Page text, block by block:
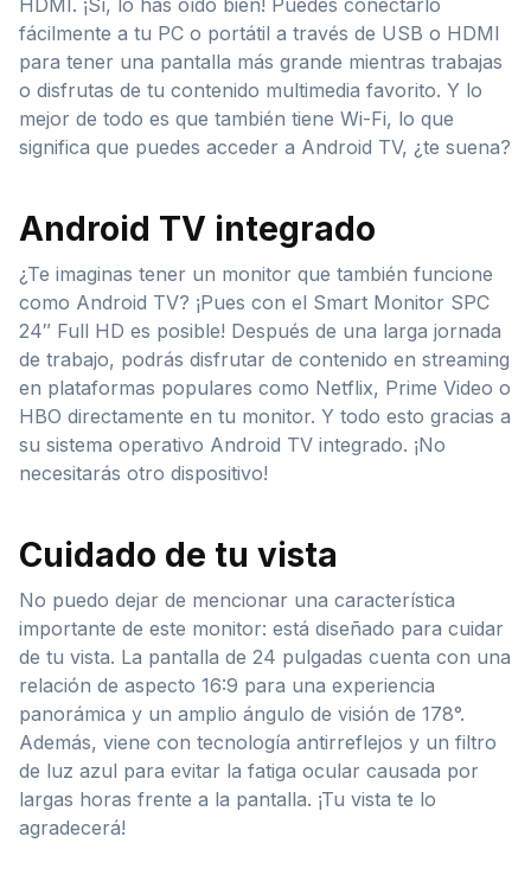
fácilmente a tu PC o portátil a través de USB o HDMI
para tener una pantalla más grande mientras trabajas
o disfrutas de tu contenido multimedia favorito. Y lo
mejor de todo es que también tiene Wi-Fi, lo que
significa que puedes acceder a Android TV, ¿te suena?
Android TV integrado
¿Te imaginas tener un monitor que también funcione
como Android TV? ¡Pues con el Smart Monitor SPC
24″ Full HD es posible! Después de una larga jornada
de trabajo, podrás disfrutar de contenido en streaming
en plataformas populares como Netflix, Prime Video o
HBO directamente en tu monitor. Y todo esto gracias a
su sistema operativo Android TV integrado. ¡No
necesitarás otro dispositivo!
Cuidado de tu vista
No puedo dejar de mencionar una característica
importante de este monitor: está diseñado para cuidar
de tu vista. La pantalla de 24 pulgadas cuenta con una
relación de aspecto 16:9 para una experiencia
panorámica y un amplio ángulo de visión de 178°.
Además, viene con tecnología antirreflejos y un filtro
de luz azul para evitar la fatiga ocular causada por
largas horas frente a la pantalla. ¡Tu vista te lo
agradecerá!